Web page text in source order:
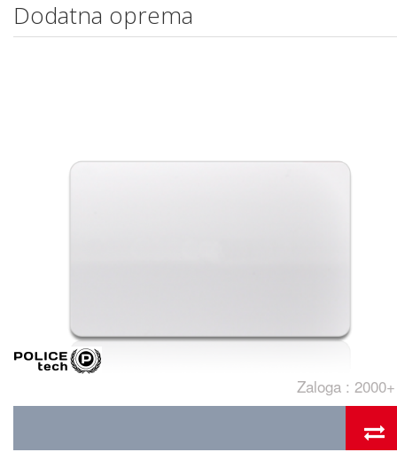
Dodatna oprema
Zaloga : 2000+